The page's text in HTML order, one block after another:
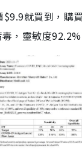
就買到，購
，靈敏度